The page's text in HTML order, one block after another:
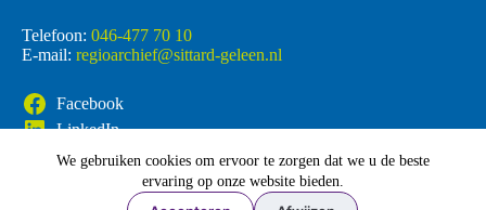
We gebruiken cookies om ervoor te zorgen dat we u de beste
ervaring op onze website bieden.
Telefoon: 046-477 70 10
E-mail: regioarchief@sittard-geleen.nl
Facebook
LinkedIn